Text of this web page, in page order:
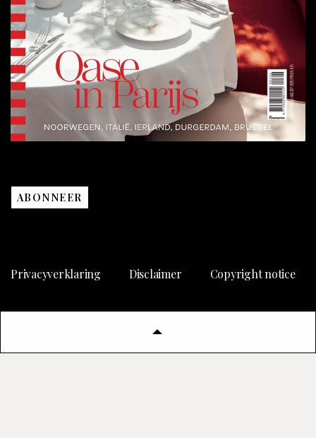
ABONNEER
Privacyverklaring Disclaimer Copyright notice